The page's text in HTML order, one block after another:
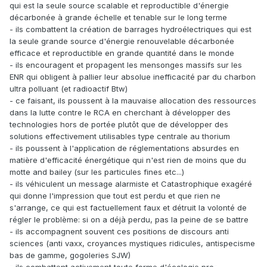
qui est la seule source scalable et reproductible d'énergie
décarbonée à grande échelle et tenable sur le long terme
- ils combattent la création de barrages hydroélectriques qui est
la seule grande source d'énergie renouvelable décarbonée
efficace et reproductible en grande quantité dans le monde
- ils encouragent et propagent les mensonges massifs sur les
ENR qui obligent à pallier leur absolue inefficacité par du charbon
ultra polluant (et radioactif Btw)
- ce faisant, ils poussent à la mauvaise allocation des ressources
dans la lutte contre le RCA en cherchant à développer des
technologies hors de portée plutôt que de développer des
solutions effectivement utilisables type centrale au thorium
- ils poussent à l'application de réglementations absurdes en
matière d'efficacité énergétique qui n'est rien de moins que du
motte and bailey (sur les particules fines etc...)
- ils véhiculent un message alarmiste et Catastrophique exagéré
qui donne l'impression que tout est perdu et que rien ne
s'arrange, ce qui est factuellement faux et détruit la volonté de
régler le problème: si on a déjà perdu, pas la peine de se battre
- ils accompagnent souvent ces positions de discours anti
sciences (anti vaxx, croyances mystiques ridicules, antispecisme
bas de gamme, gogoleries SJW)